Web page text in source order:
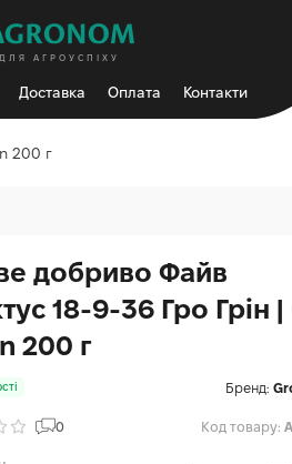
АГРОУСПІХУ
Доставка Оплата Контакти
200 г
добриво Файв
18-9-36 Гро Грін |
200 г
Бренд:
0 Код товару: